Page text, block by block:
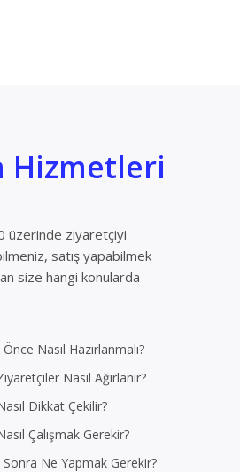
Hizmetleri
üzerinde ziyaretçiyi
satış yapabilmek
size hangi konularda
Nasıl Hazırlanmalı?
Nasıl Ağırlanır?
Dikkat Çekilir?
Çalışmak Gerekir?
Ne Yapmak Gerekir?